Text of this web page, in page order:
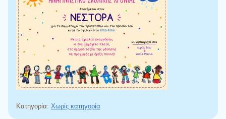
Κατηγορία: Χωρίς κατηγορία